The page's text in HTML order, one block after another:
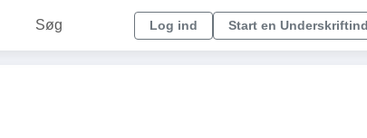
Søg Log ind Start en